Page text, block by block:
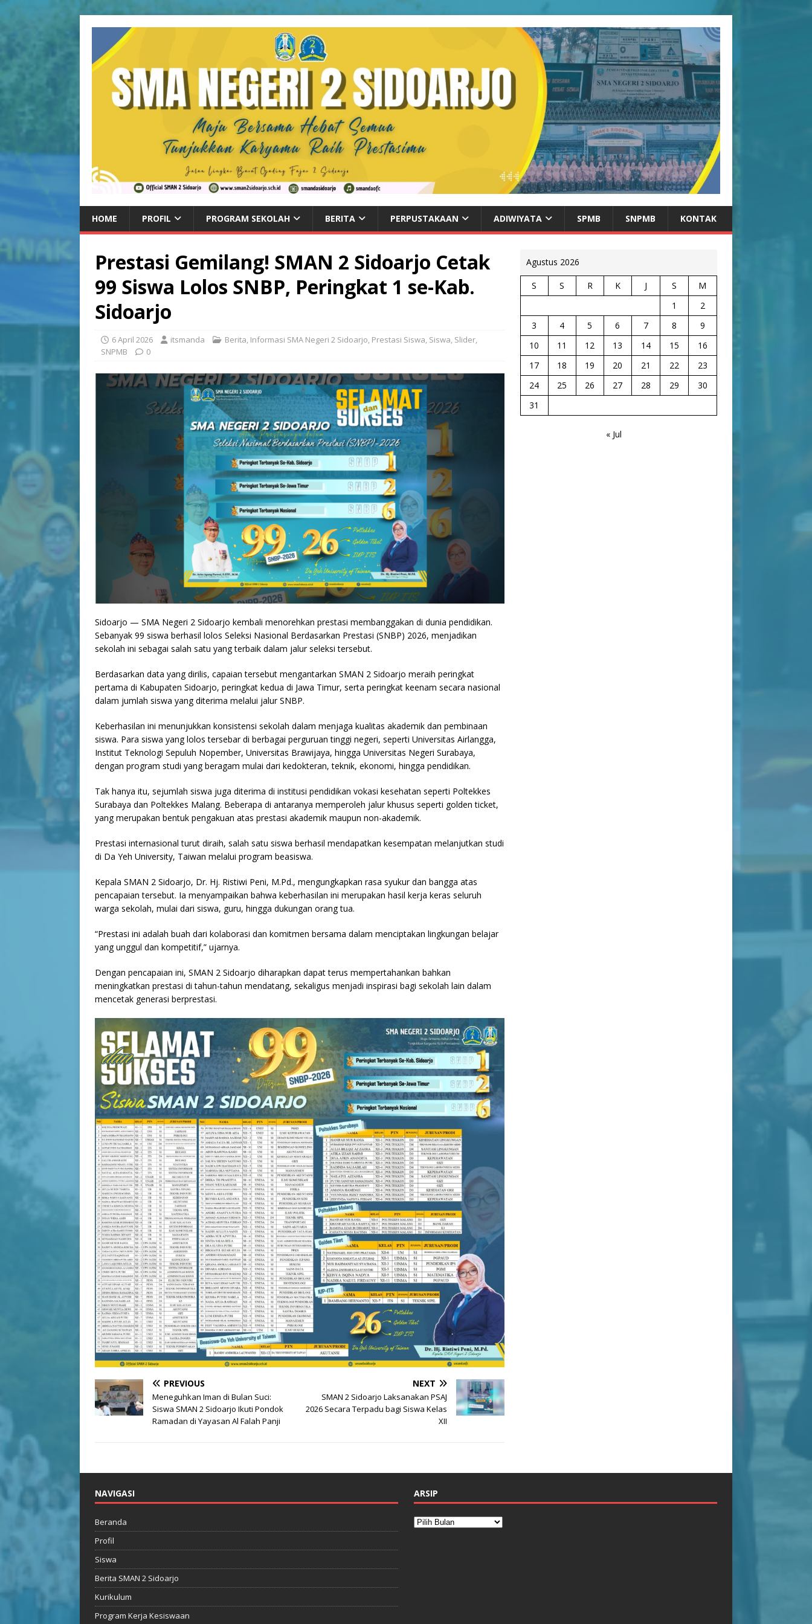
HOME PROFIL PROGRAM SEKOLAH BERITA PERPUSTAKAAN ADIWIYATA SPMB SNPMB KONTAK
Prestasi Gemilang! SMAN 2 Sidoarjo Cetak
99 Siswa Lolos SNBP, Peringkat 1 se-Kab.
Sidoarjo
6 April 2026 itsmanda Berita Informasi SMA Negeri 2 Sidoarjo Prestasi Siswa Siswa Slider
SNPMB
0
Sidoarjo — SMA Negeri 2 Sidoarjo kembali menorehkan prestasi membanggakan di dunia pendidikan.
Sebanyak 99 siswa berhasil lolos Seleksi Nasional Berdasarkan Prestasi (SNBP) 2026, menjadikan
sekolah ini sebagai salah satu yang terbaik dalam jalur seleksi tersebut.
Berdasarkan data yang dirilis, capaian tersebut mengantarkan SMAN 2 Sidoarjo meraih peringkat
pertama di Kabupaten Sidoarjo, peringkat kedua di Jawa Timur, serta peringkat keenam secara nasional
dalam jumlah siswa yang diterima melalui jalur SNBP.
Keberhasilan ini menunjukkan konsistensi sekolah dalam menjaga kualitas akademik dan pembinaan
siswa. Para siswa yang lolos tersebar di berbagai perguruan tinggi negeri, seperti Universitas Airlangga,
Institut Teknologi Sepuluh Nopember, Universitas Brawijaya, hingga Universitas Negeri Surabaya,
dengan program studi yang beragam mulai dari kedokteran, teknik, ekonomi, hingga pendidikan.
Tak hanya itu, sejumlah siswa juga diterima di institusi pendidikan vokasi kesehatan seperti Poltekkes
Surabaya dan Poltekkes Malang. Beberapa di antaranya memperoleh jalur khusus seperti golden ticket,
yang merupakan bentuk pengakuan atas prestasi akademik maupun non-akademik.
Prestasi internasional turut diraih, salah satu siswa berhasil mendapatkan kesempatan melanjutkan studi
di Da Yeh University, Taiwan melalui program beasiswa.
Kepala SMAN 2 Sidoarjo, Dr. Hj. Ristiwi Peni, M.Pd., mengungkapkan rasa syukur dan bangga atas
pencapaian tersebut. Ia menyampaikan bahwa keberhasilan ini merupakan hasil kerja keras seluruh
warga sekolah, mulai dari siswa, guru, hingga dukungan orang tua.
“Prestasi ini adalah buah dari kolaborasi dan komitmen bersama dalam menciptakan lingkungan belajar
yang unggul dan kompetitif,” ujarnya.
Dengan pencapaian ini, SMAN 2 Sidoarjo diharapkan dapat terus mempertahankan bahkan
meningkatkan prestasi di tahun-tahun mendatang, sekaligus menjadi inspirasi bagi sekolah lain dalam
mencetak generasi berprestasi.
PREVIOUS
Meneguhkan Iman di Bulan Suci:
Siswa SMAN 2 Sidoarjo Ikuti Pondok
Ramadan di Yayasan Al Falah Panji
NEXT
SMAN 2 Sidoarjo Laksanakan PSAJ
2026 Secara Terpadu bagi Siswa Kelas
XII
Agustus 2026
S S R K J S
M
1
2
3
4 5 6 7 8
9
10
11 12 13 14 15
16
17
18 19 20 21 22
23
24
25 26 27 28 29
30
31
« Jul
NAVIGASI
Beranda
Profil
Siswa
Berita SMAN 2 Sidoarjo
Kurikulum
Program Kerja Kesiswaan
ARSIP